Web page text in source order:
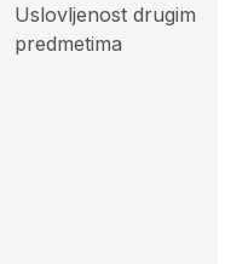
Uslovljenost drugim
predmetima